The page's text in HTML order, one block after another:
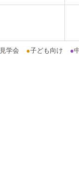
見学会 ●子ども向け ●